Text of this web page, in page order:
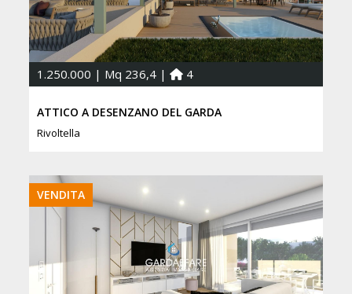
1.250.000 | Mq 236,4 | 4
ATTICO A DESENZANO DEL GARDA
Rivoltella
VENDITA